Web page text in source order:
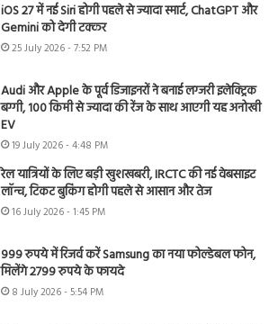
iOS 27 में नई Siri होगी पहले से ज्यादा स्मार्ट, ChatGPT और
Gemini को देगी टक्कर
25 July 2026 - 7:52 PM
Audi और Apple के पूर्व डिजाइनरों ने बनाई लग्जरी इलेक्ट्रिक
बग्गी, 100 किमी से ज्यादा की रेंज के साथ आएगी यह अनोखी
EV
19 July 2026 - 4:48 PM
रेल यात्रियों के लिए बड़ी खुशखबरी, IRCTC की नई वेबसाइट
लॉन्च, टिकट बुकिंग होगी पहले से आसान और तेज
16 July 2026 - 1:45 PM
999 रुपये में रिजर्व करें Samsung का नया फोल्डेबल फोन,
मिलेंगे 2799 रुपये के फायदे
8 July 2026 - 5:54 PM